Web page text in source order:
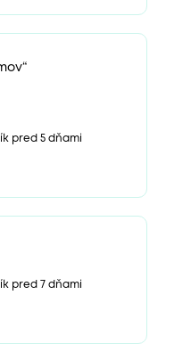
pred 5 dňami
pred 7 dňami